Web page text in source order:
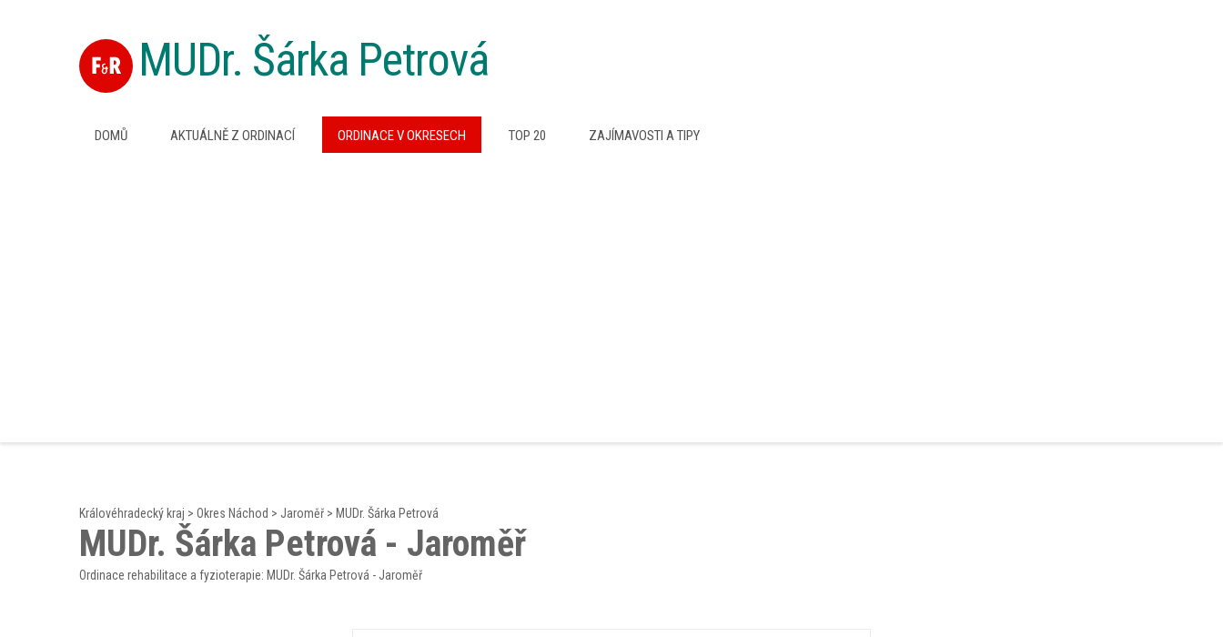
MUDr. Šárka Petrová
DOMŮ AKTUÁLNĚ Z ORDINACÍ ORDINACE V OKRESECH TOP 20 ZAJÍMAVOSTI A TIPY
Královéhradecký kraj > Okres Náchod > Jaroměř > MUDr. Šárka Petrová
MUDr. Šárka Petrová - Jaroměř
Ordinace rehabilitace a fyzioterapie: MUDr. Šárka Petrová - Jaroměř